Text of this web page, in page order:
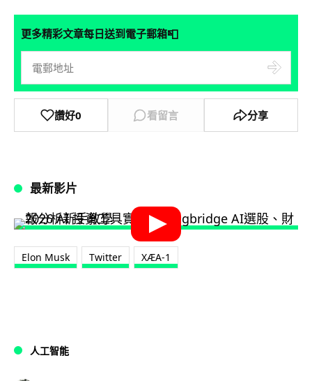
更多精彩文章每日送到電子郵箱📮
讚好0 看留言 分享
最新影片
Elon Musk Twitter XÆA-1
人工智能